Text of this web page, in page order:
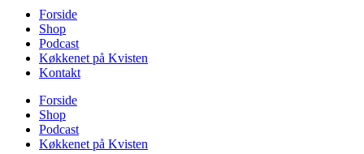
Forside
Shop
Podcast
Køkkenet på Kvisten
Kontakt
Forside
Shop
Podcast
Køkkenet på Kvisten